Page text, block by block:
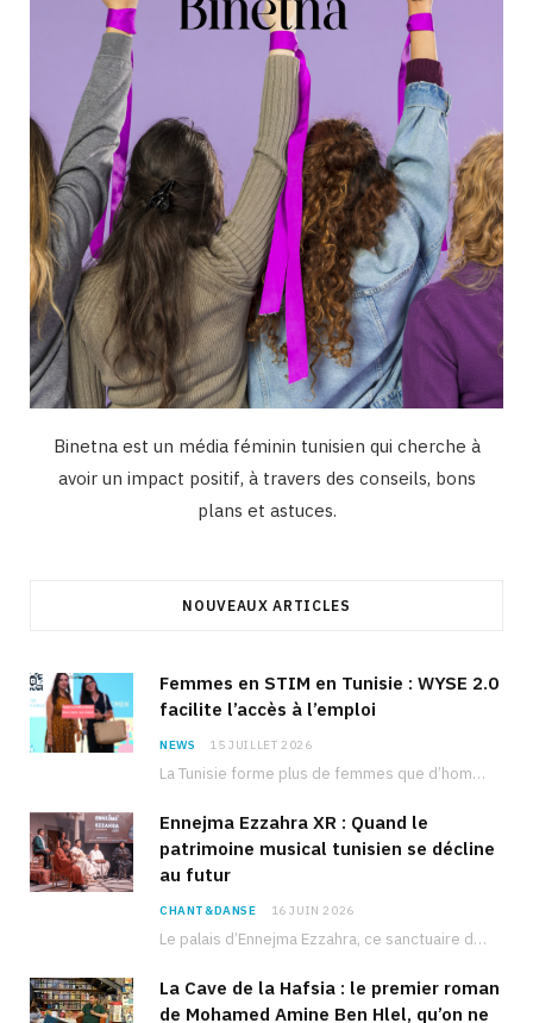
e
I
Binetna est un média féminin tunisien qui cherche à
avoir un impact positif, à travers des conseils, bons
plans et astuces.
NOUVEAUX ARTICLES
Femmes en STIM en Tunisie : WYSE 2.0
facilite l’accès à l’emploi
NEWS 15 JUILLET 2026
La Tunisie forme plus de femmes que d’hommes dans les filières scientifiques. Pourtant, pour beaucoup…
Ennejma Ezzahra XR : Quand le
patrimoine musical tunisien se décline
au futur
CHANT&DANSE 16 JUIN 2026
Le palais d’Ennejma Ezzahra, ce sanctuaire de la musique tunisienne et méditerranéenne construit par le…
La Cave de la Hafsia : le premier roman
de Mohamed Amine Ben Hlel, qu’on ne